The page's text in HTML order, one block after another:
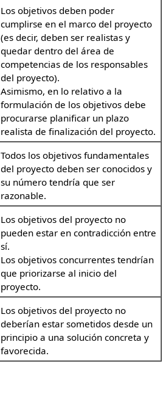
Los objetivos deben poder
cumplirse en el marco del proyecto
(es decir, deben ser realistas y
quedar dentro del área de
competencias de los responsables
del proyecto).
Asimismo, en lo relativo a la
formulación de los objetivos debe
procurarse planificar un plazo
realista de finalización del proyecto.
Todos los objetivos fundamentales
del proyecto deben ser conocidos y
su número tendría que ser
razonable.
Los objetivos del proyecto no
pueden estar en contradicción entre
sí.
Los objetivos concurrentes tendrían
que priorizarse al inicio del
proyecto.
Los objetivos del proyecto no
deberían estar sometidos desde un
principio a una solución concreta y
favorecida.